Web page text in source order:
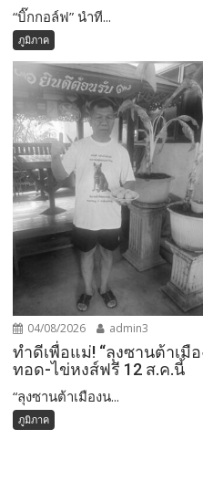
“บิ๊กกอล์ฟ” นำที...
ภูมิภาค
04/08/2026 admin3
ทำดีเพื่อแม่! “ลุงซานต้าเมื
ทอด-ไข่หงส์ฟรี 12 ส.ค.นี้
“ลุงซานต้าเมืองน...
ภูมิภาค